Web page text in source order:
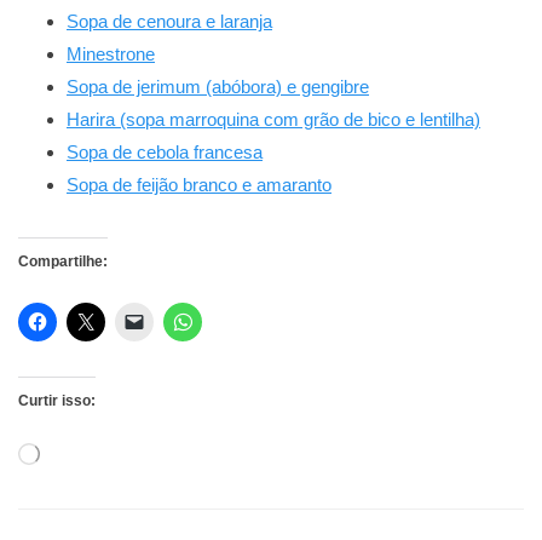
Sopa de cenoura e laranja
Minestrone
Sopa de jerimum (abóbora) e gengibre
Harira (sopa marroquina com grão de bico e lentilha)
Sopa de cebola francesa
Sopa de feijão branco e amaranto
Compartilhe:
Curtir isso:
Carregando...